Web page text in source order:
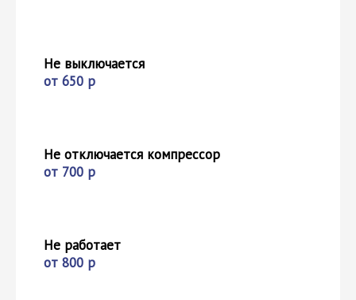
Не выключается
от 650 р
Не отключается компрессор
от 700 р
Не работает
от 800 р